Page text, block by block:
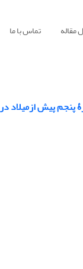
مقاله تماس با ما
پیش ازمیلاد